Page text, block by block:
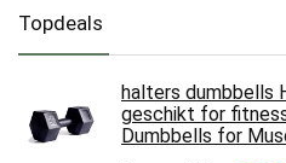
Topdeals
halters dumbbells
geschikt for
Dumbbells for